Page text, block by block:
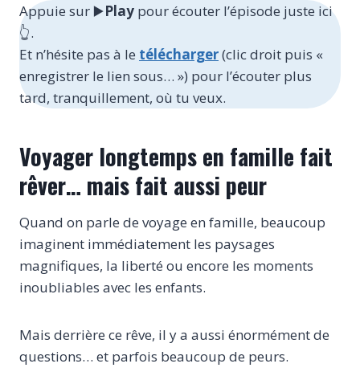
a
u
d
i
o
Appuie sur ▶️Play pour écouter l’épisode juste ici
👆.
Et n’hésite pas à le télécharger(clic droit puis «
enregistrer le lien sous… ») pour l’écouter plus
tard, tranquillement, où tu veux.
Voyager longtemps en famille fait
rêver… mais fait aussi peur
Quand on parle de voyage en famille, beaucoup
imaginent immédiatement les paysages
magnifiques, la liberté ou encore les moments
inoubliables avec les enfants.
Mais derrière ce rêve, il y a aussi énormément de
questions… et parfois beaucoup de peurs.